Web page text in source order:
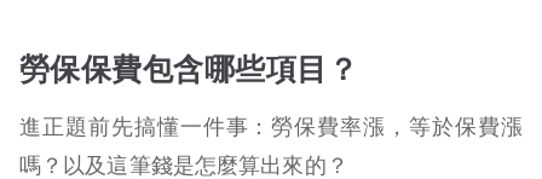
勞保保費包含哪些項目？
進正題前先搞懂一件事：勞保費率漲，等於保費漲
嗎？以及這筆錢是怎麼算出來的？